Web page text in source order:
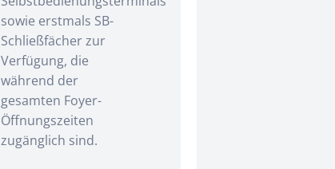
sowie erstmals SB-
Schließfächer zur
Verfügung, die
während der
gesamten Foyer-
Öffnungszeiten
zugänglich sind.